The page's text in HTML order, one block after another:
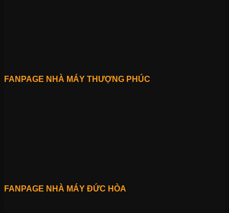
FANPAGE NHÀ MÁY THƯỢNG PHÚC
FANPAGE NHÀ MÁY ĐỨC HÒA